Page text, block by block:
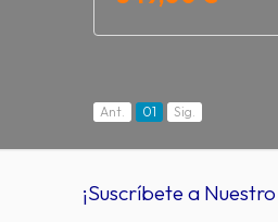
Ant. 01 Sig.
¡Suscríbete a